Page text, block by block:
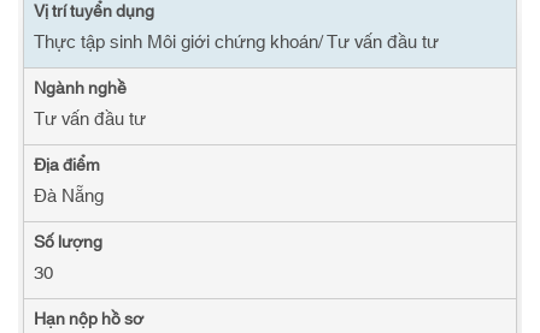
Thực tập sinh Môi giới chứng khoán/ Tư vấn đầu tư
Tư vấn đầu tư
Đà Nẵng
30